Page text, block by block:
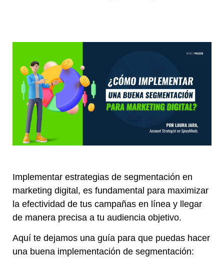
Implementar estrategias de segmentación en
marketing digital, es fundamental para maximizar
la efectividad de tus campañas en línea y llegar
de manera precisa a tu audiencia objetivo.
Aquí te dejamos una guía para que puedas hacer
una buena implementación de segmentación: